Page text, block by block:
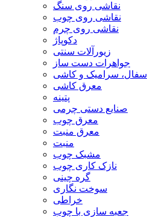
نقاشی روی سنگ
نقاشی روی چوب
نقاشی روی چرم
دکوپاژ
زیورآلات سنتی
جواهرات دست ساز
سفال، سرامیک و کاشی
معرق کاشی
پتینه
صنایع دستی چرمی
معرق چوب
معرق منبت
منبت
مشبک چوب
نازک کاری چوب
گره چینی
سوخت نگاری
خراطی
جعبه سازی با چوب